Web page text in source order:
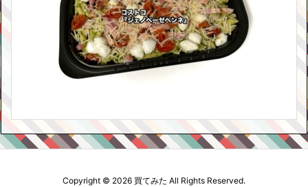
Copyright © 2026 買てみた All Rights Reserved.